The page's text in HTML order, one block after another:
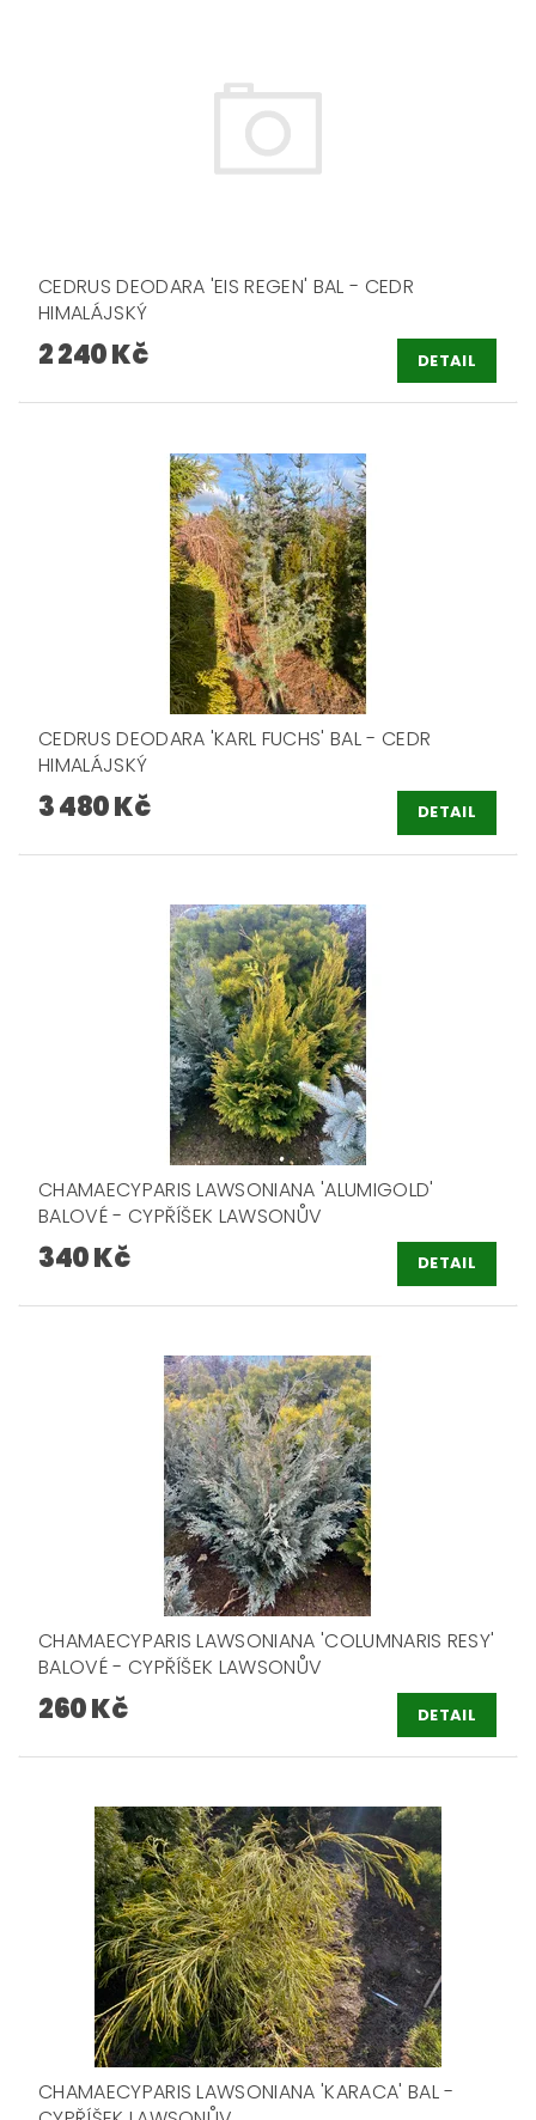
CEDRUS DEODARA 'EIS REGEN' BAL - CEDR
HIMALÁJSKÝ
2 240 Kč DETAIL
CEDRUS DEODARA 'KARL FUCHS' BAL - CEDR
HIMALÁJSKÝ
3 480 Kč DETAIL
CHAMAECYPARIS LAWSONIANA 'ALUMIGOLD'
BALOVÉ - CYPŘÍŠEK LAWSONŮV
340 Kč DETAIL
CHAMAECYPARIS LAWSONIANA 'COLUMNARIS RESY'
BALOVÉ - CYPŘÍŠEK LAWSONŮV
260 Kč DETAIL
CHAMAECYPARIS LAWSONIANA 'KARACA' BAL -